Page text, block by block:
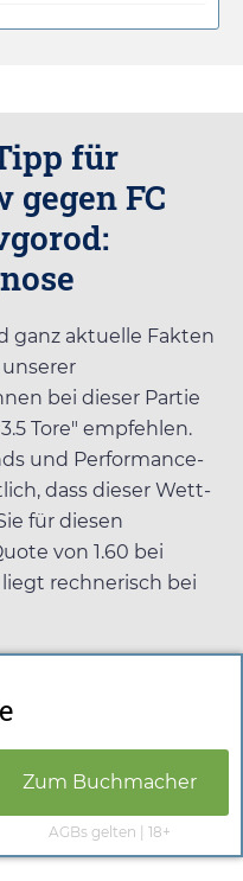
für
gegen FC
ganz aktuelle Fakten
bei dieser Partie
Tore" empfehlen.
und Performance-
dass dieser Wett-
für diesen
von 1.60 bei
rechnerisch bei
Zum Buchmacher
AGBs gelten | 18+